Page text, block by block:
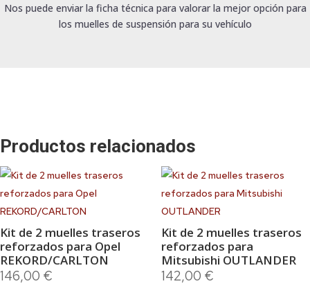
Nos puede enviar la ficha técnica para valorar la mejor opción para
los muelles de suspensión para su vehículo
Productos relacionados
Kit de 2 muelles traseros
reforzados para Opel
REKORD/CARLTON
146,00 €
Kit de 2 muelles traseros
reforzados para
Mitsubishi OUTLANDER
142,00 €